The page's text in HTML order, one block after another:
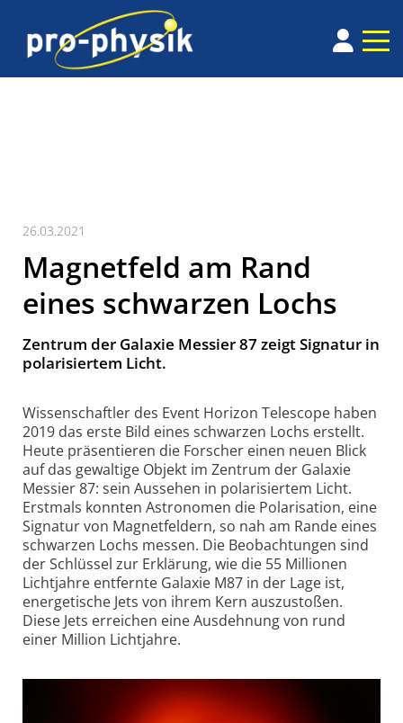
26.03.2021
Magnetfeld am Rand
eines schwarzen Lochs
Zentrum der Galaxie Messier 87 zeigt Signatur in
polarisiertem Licht.
Wissen­schaftler des Event Horizon Telescope haben
2019 das erste Bild eines schwarzen Lochs erstellt.
Heute präsentieren die Forscher einen neuen Blick
auf das gewaltige Objekt im Zentrum der Galaxie
Messier 87: sein Aussehen in pola­risiertem Licht.
Erstmals konnten Astronomen die Polarisation, eine
Signatur von Magnetfeldern, so nah am Rande eines
schwarzen Lochs messen. Die Beobach­tungen sind
der Schlüssel zur Erklärung, wie die 55 Millionen
Lichtjahre entfernte Galaxie M87 in der Lage ist,
energetische Jets von ihrem Kern auszustoßen.
Diese Jets erreichen eine Ausdehnung von rund
einer Million Lichtjahre.